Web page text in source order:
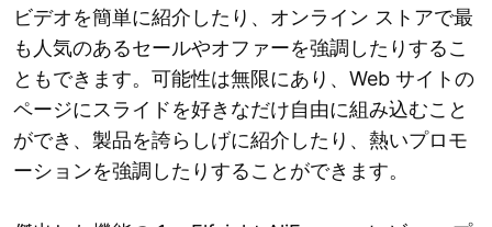
ビデオを簡単に紹介したり、オンライン ストアで最
も人気のあるセールやオファーを強調したりするこ
ともできます。可能性は無限にあり、Web サイトの
ページにスライドを好きなだけ自由に組み込むこと
ができ、製品を誇らしげに紹介したり、熱いプロモ
ーションを強調したりすることができます。